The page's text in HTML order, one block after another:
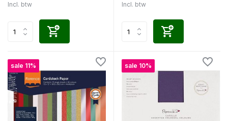
Incl. btw Incl. btw
sale 11% sale 10%